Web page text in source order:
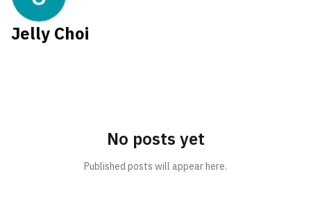
Jelly Choi
No posts yet
Published posts will appear here.